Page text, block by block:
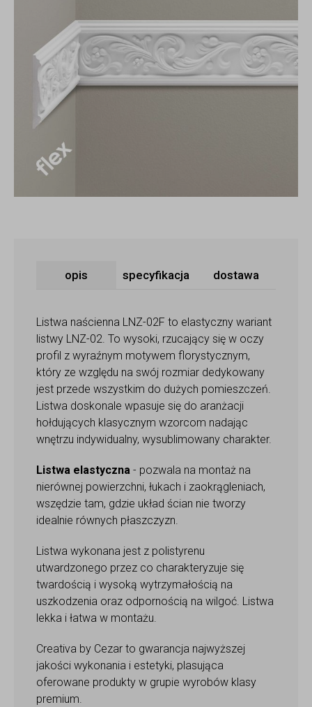
opis specyfikacja dostawa
Listwa naścienna LNZ-02F to elastyczny wariant
listwy LNZ-02. To wysoki, rzucający się w oczy
profil z wyraźnym motywem florystycznym,
który ze względu na swój rozmiar dedykowany
jest przede wszystkim do dużych pomieszczeń.
Listwa doskonale wpasuje się do aranżacji
hołdujących klasycznym wzorcom nadając
wnętrzu indywidualny, wysublimowany charakter.
Listwa elastyczna - pozwala na montaż na
nierównej powierzchni, łukach i zaokrągleniach,
wszędzie tam, gdzie układ ścian nie tworzy
idealnie równych płaszczyzn.
Listwa wykonana jest z polistyrenu
utwardzonego przez co charakteryzuje się
twardością i wysoką wytrzymałością na
uszkodzenia oraz odpornością na wilgoć. Listwa
lekka i łatwa w montażu.
Creativa by Cezar to gwarancja najwyższej
jakości wykonania i estetyki, plasująca
oferowane produkty w grupie wyrobów klasy
premium.